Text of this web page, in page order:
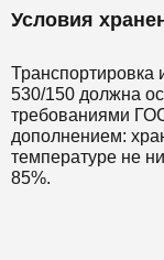
Условия
Транспортировка
530/150 должна
требованиями
дополнением:
температуре не
85%.